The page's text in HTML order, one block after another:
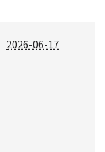
2026-06-17